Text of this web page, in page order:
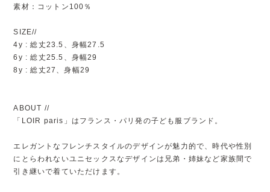
素材：コットン100％
SIZE//
4y : 総丈23.5、身幅27.5
6y : 総丈25.5、身幅29
8y : 総丈27、身幅29
ABOUT //
「LOIR paris」はフランス・パリ発の子ども服ブランド。
エレガントなフレンチスタイルのデザインが魅力的で、時代や性別
にとらわれないユニセックスなデザインは兄弟・姉妹など家族間で
引き継いで着ていただけます。